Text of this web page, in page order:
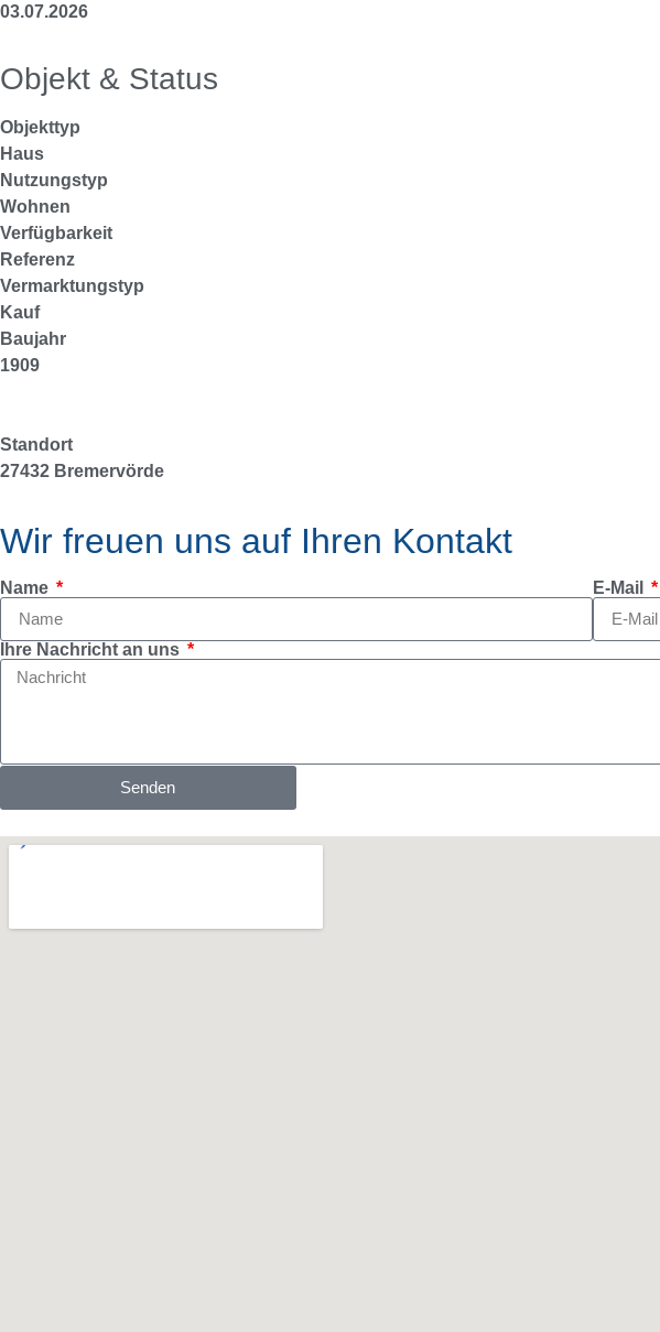
03.07.2026
Objekt & Status
Objekttyp
Haus
Nutzungstyp
Wohnen
Verfügbarkeit
Referenz
Vermarktungstyp
Kauf
Baujahr
1909
Standort
27432 Bremervörde
Wir freuen uns auf Ihren Kontakt
Name E-Mail
Ihre Nachricht an uns
Senden